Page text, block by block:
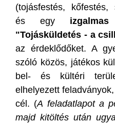
(tojásfestés, kőfestés,
és egy
"Tojásküldetés - a
az érdeklődőket. A
szóló közös, játékos
bel- és kültéri
elhelyezett
cél. (A feladatlapot a
majd kitöltés után